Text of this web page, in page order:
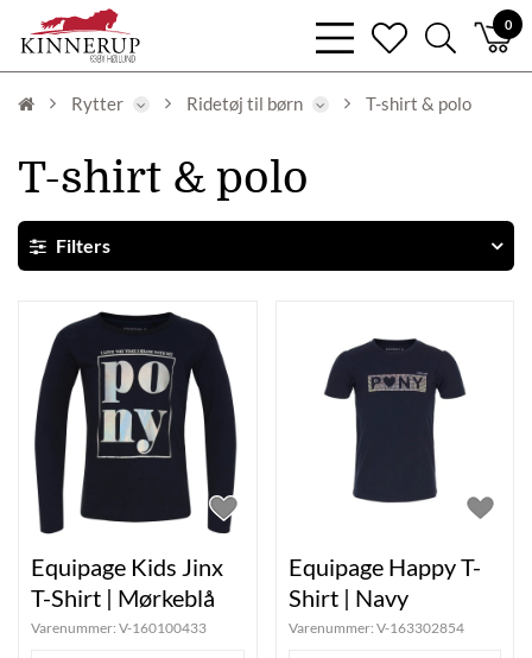
0
bars
light
heart
search
light
Rytter Ridetøj til børn T-shirt & polo
T-shirt & polo
Filters
Equipage Kids Jinx
T-Shirt | Mørkeblå
Varenummer: V-160100433
Equipage Happy T-
Shirt | Navy
Varenummer: V-163302854